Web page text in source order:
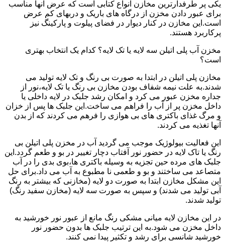
یکی پر طرفدارترین مخازن انواع کتابی است که عرض آنها مناسب
برای عبور دادن مخزن از درگاه های باریک و دربهای کم عرض
است.این مخازن در کنار دیوار در فضای پیلوت و پارکینگ نیز
پرکاربرد هستند.
مخزن آب پلی اتیلن سه لایه یا تک لایه؟ کدام یک انتخاب بهتری
است؟
مخازن پلی اتیلن در ابتدا به صورت بی رنگ و تک لایه تولید می
شدند.به علت نیمه شفاف بودن مخازن بی رنگ یا تک لایه،نور از
جداره مخزن عبور می کرد و امکان رشد جلبک در لایه داخلی یا
داخل مخزن پر از آب را فراهم می ساخت.این جلبک ها پس از خزان
و مرگ غذای باکتری های بی هوازی را فرهم می کردند که از بدن
آنها تغذیه می کردند.
این فعالیت بیولوژیک موجب می گردید آب در مخزن پلی اتیلن بی
رنگ یا تاک لایه در حضور نور آفتاب دچار تغییر در بو و طعم گردد.این
جلبک های مرده حین تجزیه به وسیله باکتری ها،بوی بدی را در آب
متصاعد می ساختند و بو و طعمی نا مطبوع به آب می داد.برای حل
این مشکل مخازن ابتدا به صورت دو لایه (مخازنی که بیشتر به رنگ
آبی تولید می شدند) و سپس به صورت سه لایه (مخازن سفید رنگ)
تولید شدند.
در این مخازن لایه میانی مشکی رنگ مانع از عبور نور خورشید به
داخل مخزن می شود.به این ترتیب جلبک ها بدون حضور نور
خورشید شانسی برای رشد و تکثیر پیدا نمی کنند.